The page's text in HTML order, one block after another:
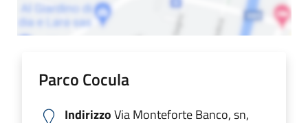
Parco Cocula
IndirizzoVia Monteforte Banco, sn,